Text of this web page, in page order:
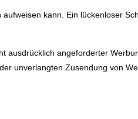
kann. Ein lückenloser
ausdrücklich angeforderter
unverlangten Zusendung von